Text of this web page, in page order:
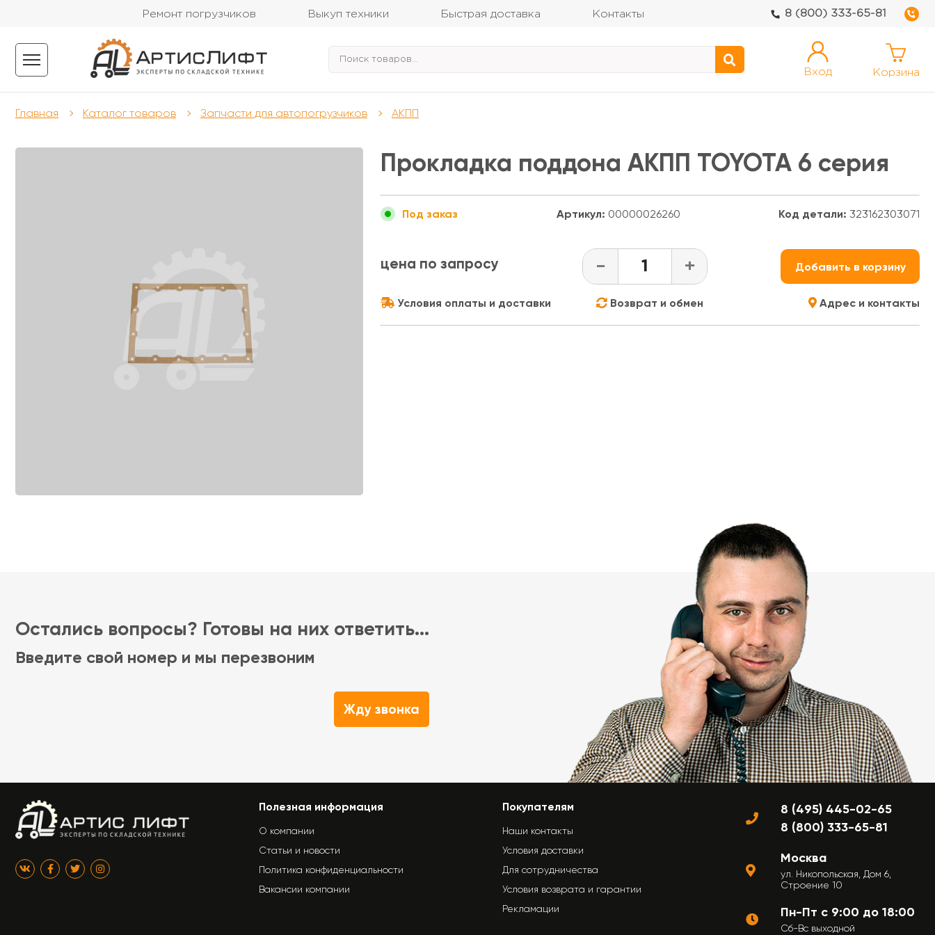
Ремонт погрузчиков Выкуп техники Быстрая доставка Контакты 8 (800) 333-65-81
Вход Корзина
Главная Каталог товаров Запчасти для автопогрузчиков АКПП
Прокладка поддона АКПП TOYOTA 6 серия
Под заказ Артикул: 00000026260 Код детали: 323162303071
цена по запросу - + Добавить в корзину
Условия оплаты и доставки Возврат и обмен Адрес и контакты
Остались вопросы? Готовы на них ответить...
Введите свой номер и мы перезвоним
Жду звонка
Полезная информация
О компании
Статьи и новости
Политика конфиденциальности
Вакансии компании
Покупателям
Наши контакты
Условия доставки
Для сотрудничества
Условия возврата и гарантии
Рекламации
8 (495) 445-02-65
8 (800) 333-65-81
Москва
ул. Никопольская, Дом 6,
Строение 10
Пн-Пт с 9:00 до 18:00
Сб-Вс выходной